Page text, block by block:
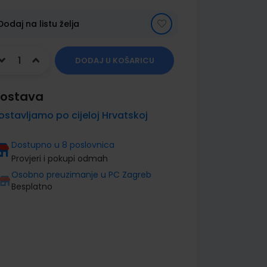
na listu želja
DODAJ U KOŠARICU
po cijeloj Hrvatskoj
Dostupno u 8 poslovnica
Provjeri i pokupi odmah
Osobno preuzimanje u PC Zagreb
Besplatno